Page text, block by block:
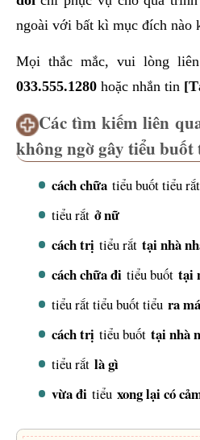
ngoài với bất kì mục đích nào
Mọi thắc mắc, vui lòng
033.555.1280hoặc nhắn tin
Các tìm kiếm liên
không ngờ gây tiểu
cách chữa tiểu buốt tiểu
tiểu rắtở nữ
cách trị tiểu rắttại nhà
cách chữa đi tiểu buốttại
tiểu rắt tiểu buốt tiểura
cách trị tiểu buốttại nhà
tiểu rắtlà gì
vừa đi tiểuxong lại có